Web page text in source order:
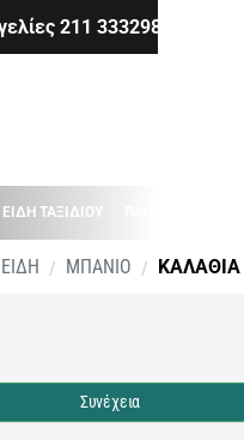
211 3332983 - 210
ΕΙΔΗ ΤΑΞΙΔΙΟΥ
ΜΠΑΝΙΟ
Συνέχεια